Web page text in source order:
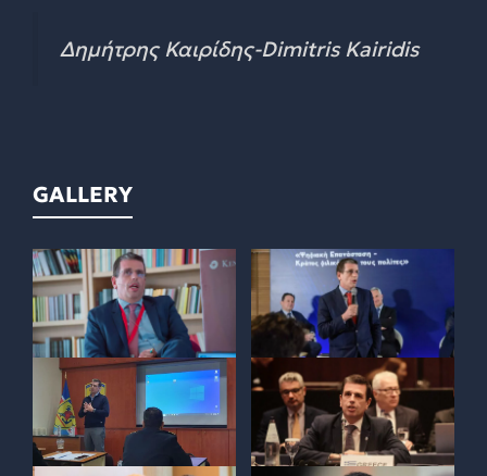
Δημήτρης Καιρίδης-Dimitris Kairidis
GALLERY